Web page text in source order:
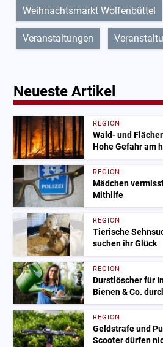
Weihnachtsmarkt Wolfenbüttel
Veranstaltungen
Neueste Artikel
REGION
Wald- und
Hohe Gefahr am
REGION
Mädchen
Mithilfe
REGION
Tierische
suchen ihr Glück
REGION
Durstlöscher für
Bienen & Co.
REGION
Geldstrafe und
Scooter dürfen